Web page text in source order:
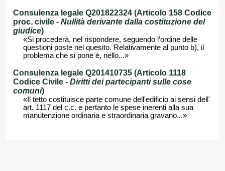
Consulenza legale Q201822324 (Articolo 158 Codice
proc. civile - Nullità derivante dalla costituzione del
giudice)
«Si procederà, nel rispondere, seguendo l’ordine delle
questioni poste nel quesito. Relativamente al punto b), il
problema che si pone è, nello...»
Consulenza legale Q201410735 (Articolo 1118
Codice Civile - Diritti dei partecipanti sulle cose
comuni)
«Il tetto costituisce parte comune dell'edificio ai sensi dell'
art. 1117 del c.c. e pertanto le spese inerenti alla sua
manutenzione ordinaria e straordinaria gravano...»